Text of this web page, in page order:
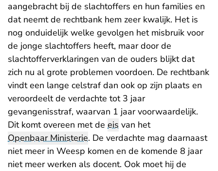
aangebracht bij de slachtoffers en hun families en
dat neemt de rechtbank hem zeer kwalijk. Het is
nog onduidelijk welke gevolgen het misbruik voor
de jonge slachtoffers heeft, maar door de
slachtofferverklaringen van de ouders blijkt dat
zich nu al grote problemen voordoen. De rechtbank
vindt een lange celstraf dan ook op zijn plaats en
veroordeelt de verdachte tot 3 jaar
gevangenisstraf, waarvan 1 jaar voorwaardelijk.
Dit komt overeen met de eis van het
Openbaar Ministerie. De verdachte mag daarnaast
niet meer in Weesp komen en de komende 8 jaar
niet meer werken als docent. Ook moet hij de